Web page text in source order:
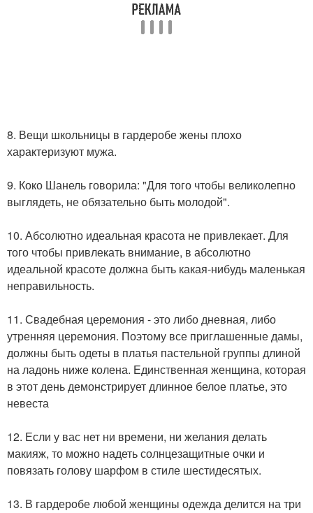
8. Вещи школьницы в гардеробе жены плохо
характеризуют мужа.
9. Коко Шанель говорила: "Для того чтобы великолепно
выглядеть, не обязательно быть молодой".
10. Абсолютно идеальная красота не привлекает. Для
того чтобы привлекать внимание, в абсолютно
идеальной красоте должна быть какая-нибудь маленькая
неправильность.
11. Свадебная церемония - это либо дневная, либо
утренняя церемония. Поэтому все приглашенные дамы,
должны быть одеты в платья пастельной группы длиной
на ладонь ниже колена. Единственная женщина, которая
в этот день демонстрирует длинное белое платье, это
невеста
12. Если у вас нет ни времени, ни желания делать
макияж, то можно надеть солнцезащитные очки и
повязать голову шарфом в стиле шестидесятых.
13. В гардеробе любой женщины одежда делится на три